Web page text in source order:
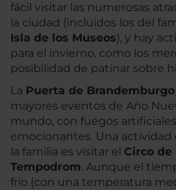
fácil visitar las numerosas
la ciudad (incluidos los del
Isla de los Museos), y hay
para el invierno, como los
posibilidad de patinar sobre
La Puerta de Brandemburgo
mayores eventos de Año
mundo, con fuegos
emocionantes. Una
la familia es visitar el Circo de
Tempodrom. Aunque el
frío (con una temperatura